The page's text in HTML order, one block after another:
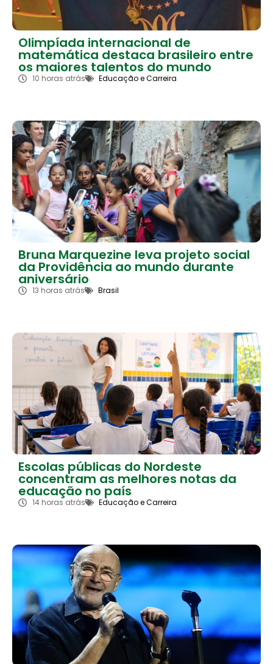
Olimpíada internacional de
matemática destaca brasileiro entre
os maiores talentos do mundo
10 horas atrás Educação e Carreira
Bruna Marquezine leva projeto social
da Providência ao mundo durante
aniversário
13 horas atrás Brasil
Escolas públicas do Nordeste
concentram as melhores notas da
educação no país
14 horas atrás Educação e Carreira